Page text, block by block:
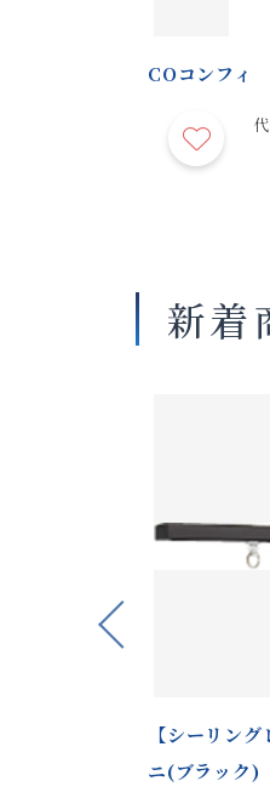
COコンフィ
新着
Previous
【シーリン
ニ(ブラック)